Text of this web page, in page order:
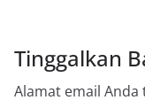
Tinggalkan
Alamat email Anda